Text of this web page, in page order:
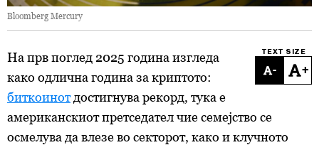
Bloomberg Mercury
TEXT SIZE
- +
На прв поглед 2025 година изгледа
како одлична година за криптото:
биткоинотдостигнува рекорд, тука е
американскиот претседател чие семејство се
осмелува да влезе во секторот, како и клучното